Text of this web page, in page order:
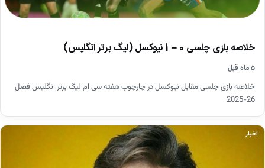
خلاصه بازی چلسی 0 – 1 نیوکسل (لیگ برتر انگلیس)
۵ ماه قبل
خلاصه بازی چلسی مقابل نیوکسل در چارچوب هفته سی ام لیگ برتر انگلیس فصل
26-2025
اخبار